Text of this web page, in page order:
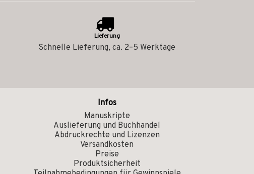
Lieferung
Schnelle Lieferung, ca. 2–5 Werktage
Infos
Manuskripte
Auslieferung und Buchhandel
Abdruckrechte und Lizenzen
Versandkosten
Preise
Produktsicherheit